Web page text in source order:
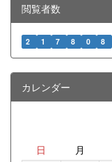
閲覧者数
2 1 7 8 0 8
カレンダー
日 月